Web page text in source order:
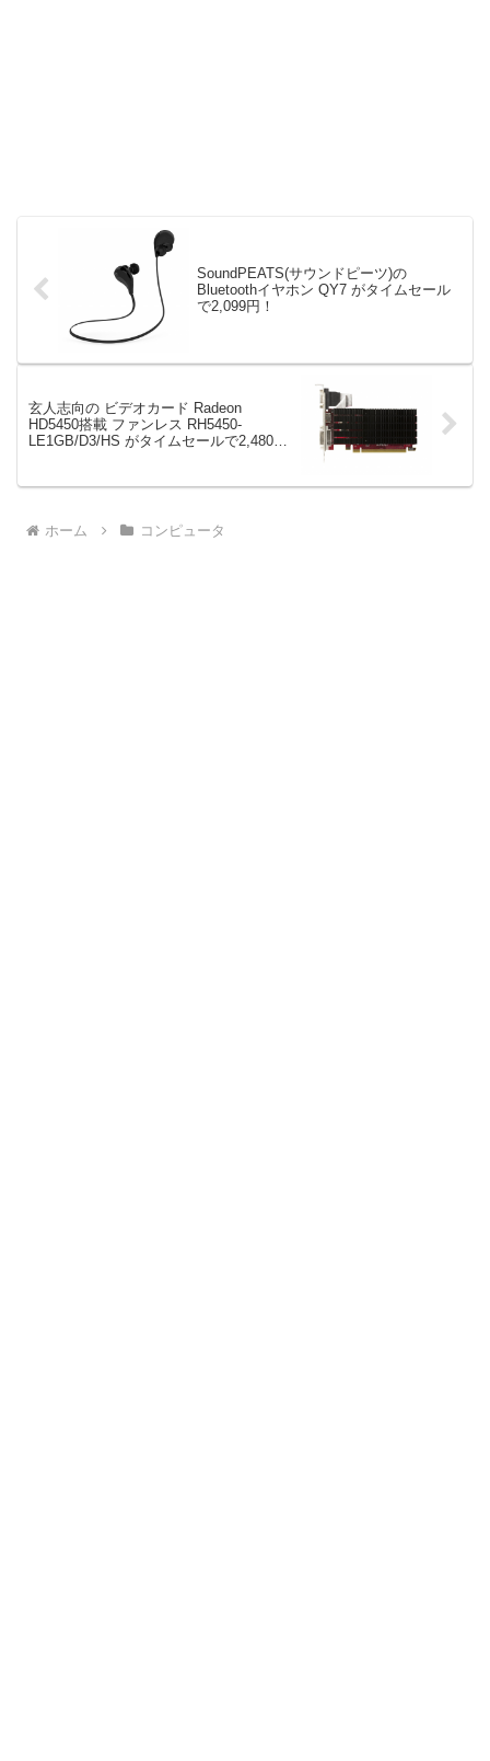
SoundPEATS(サウンドピーツ)の
Bluetoothイヤホン QY7 がタイムセール
で2,099円！
玄人志向の ビデオカード Radeon
HD5450搭載 ファンレス RH5450-
LE1GB/D3/HS がタイムセールで2,480
ホーム コンピュータ